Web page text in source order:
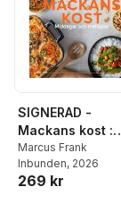
SIGNERAD -
Mackans kost :
Middagar och
matlådor
Marcus Frank
Inbunden, 2026
269 kr